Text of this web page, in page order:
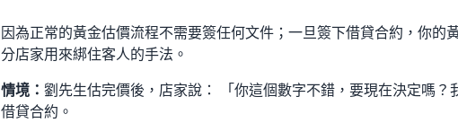
因為正常的黃金估價流程不需要簽任何文件；一旦簽下借貸合約，你的
分店家用來綁住客人的手法。
情境： 劉先生估完價後，店家說： 「你這個數字不錯，要現在決定嗎
借貸合約。